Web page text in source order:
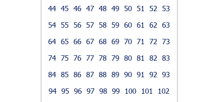
44 45 46 47 48 49 50 51 52
53
54 55 56 57 58 59 60 61 62
63
64 65 66 67 68 69 70 71 72
73
74 75 76 77 78 79 80 81 82
83
84 85 86 87 88 89 90 91 92
93
94 95 96 97 98 99 100 101
102